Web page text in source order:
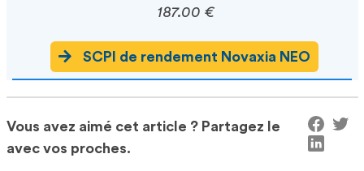
187.00 €
SCPI de rendement Novaxia NEO
Vous avez aimé cet article ? Partagez le
avec vos proches.